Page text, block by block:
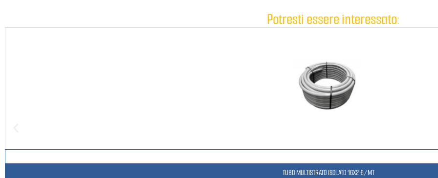
Potresti essere interessato:
TUBO MULTISTRATO ISOLATO 16X2 €/MT